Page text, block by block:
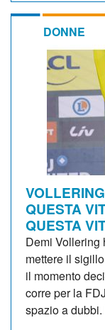
DONNE
QUESTA
QUESTA
Demi Vollering
mettere il
il momento
corre per la
spazio a